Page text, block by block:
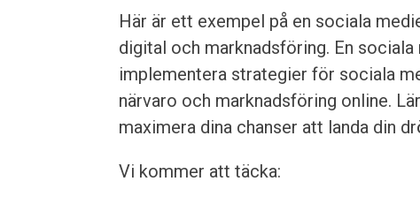
Här är ett exempel på en sociala
digital och marknadsföring. En
implementera strategier för sociala
närvaro och marknadsföring online.
maximera dina chanser att landa din
Vi kommer att täcka: